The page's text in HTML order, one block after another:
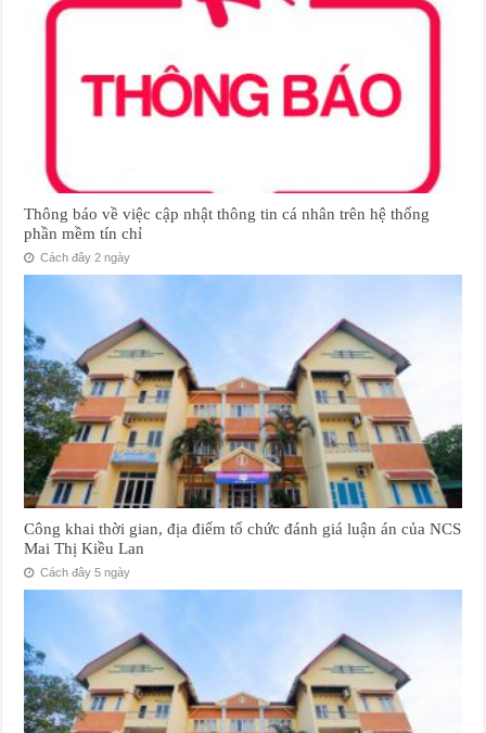
Thông báo về việc cập nhật thông tin cá nhân trên hệ thống
phần mềm tín chỉ
Cách đây 2 ngày
Công khai thời gian, địa điểm tổ chức đánh giá luận án của NCS
Mai Thị Kiều Lan
Cách đây 5 ngày